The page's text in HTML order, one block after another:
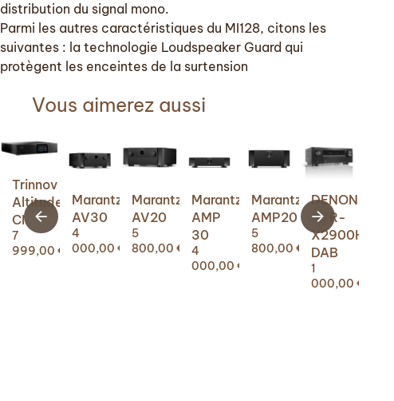
distribution du signal mono.
Parmi les autres caractéristiques du MI128, citons les
suivantes : la technologie Loudspeaker Guard qui
protègent les enceintes de la surtension
Vous aimerez aussi
Trinnov
Altitude
CI
7
999,00€
Marantz
AV30
4
000,00€
Marantz
AV20
5
800,00€
Marantz
AMP
30
4
000,00€
Marantz
AMP20
5
800,00€
DENON
AVR-
X2900H
DAB
1
000,00€